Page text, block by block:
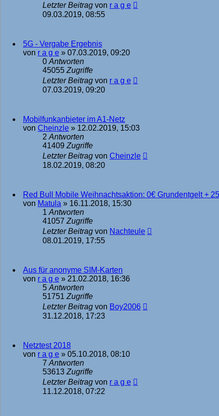
Letzter Beitrag von r a g e
09.03.2019, 08:55
5G - Vergabe Ergebnis
von r a g e » 07.03.2019, 09:20
0Antworten
45055Zugriffe
Letzter Beitrag von r a g e
07.03.2019, 09:20
Mobilfunkanbieter im A1-Netz
von Cheinzle » 12.02.2019, 15:03
2Antworten
41409Zugriffe
Letzter Beitrag von Cheinzle
18.02.2019, 08:20
Red Bull Mobile Weihnachtsaktion: 0€ Grundentgelt +
von Matula » 16.11.2018, 15:30
1Antworten
41057Zugriffe
Letzter Beitrag von Nachteule
08.01.2019, 17:55
Aus für anonyme SIM-Karten
von r a g e » 21.02.2018, 16:36
5Antworten
51751Zugriffe
Letzter Beitrag von Boy2006
31.12.2018, 17:23
Netztest 2018
von r a g e » 05.10.2018, 08:10
7Antworten
53613Zugriffe
Letzter Beitrag von r a g e
11.12.2018, 07:22